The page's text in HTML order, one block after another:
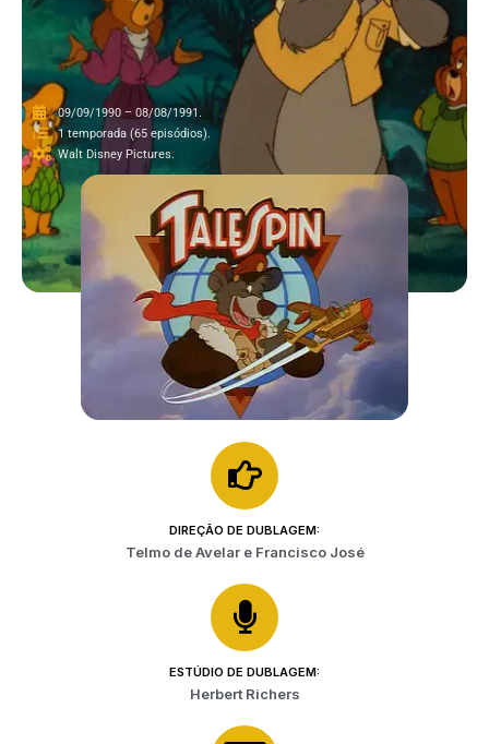
09/09/1990 – 08/08/1991.
1 temporada (65 episódios).
Walt Disney Pictures.
DIREÇÃO DE DUBLAGEM:
Telmo de Avelar e Francisco José
ESTÚDIO DE DUBLAGEM:
Herbert Richers